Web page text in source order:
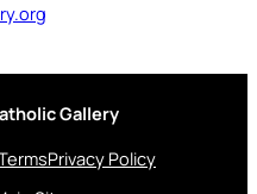
Gallery
Privacy Policy